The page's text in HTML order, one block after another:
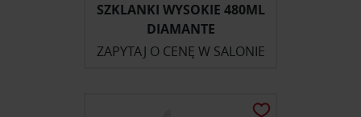
SZKLANKI WYSOKIE 480ML
DIAMANTE
ZAPYTAJ O CENĘ W SALONIE